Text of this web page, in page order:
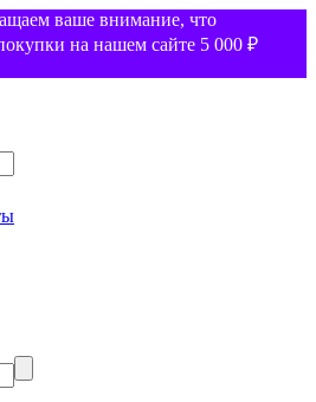
ваше внимание, что
на нашем сайте 5 000 ₽